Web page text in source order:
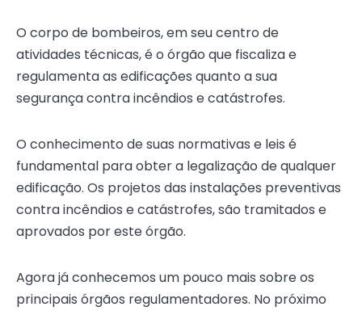
O corpo de bombeiros, em seu centro de
atividades técnicas, é o órgão que fiscaliza e
regulamenta as edificações quanto a sua
segurança contra incêndios e catástrofes.
O conhecimento de suas normativas e leis é
fundamental para obter a legalização de qualquer
edificação. Os projetos das instalações preventivas
contra incêndios e catástrofes, são tramitados e
aprovados por este órgão.
Agora já conhecemos um pouco mais sobre os
principais órgãos regulamentadores. No próximo